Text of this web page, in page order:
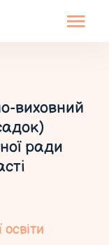
виховний
ради